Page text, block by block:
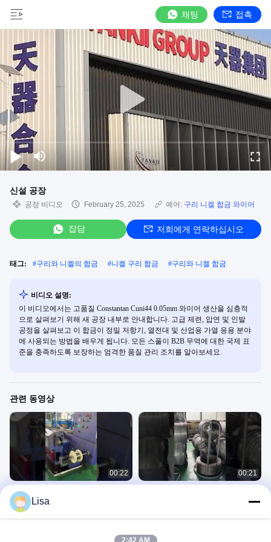
채팅 접촉
신설 공장
공장 비디오 February 25, 2025 예어: 구리 니켈 합금 와이어
잡담 저희에게 연락하십시오
태그: #구리와 니켈의 합금 #니켈 구리 합금 #구리와 니켈 합금
비디오 설명:
이 비디오에서는 고품질 Constantan Cuni44 0.05mm 와이어 생산을 심층적
으로 살펴보기 위해 새 공장 내부로 안내합니다. 고급 제련, 압연 및 인발
공정을 살펴보고 이 합금이 정밀 저항기, 열전대 및 산업용 가열 응용 분야
에 사용되는 방법을 배우게 됩니다. 모든 스풀이 B2B 무역에 대한 국제 표
준을 충족하도록 보장하는 엄격한 품질 관리 조치를 알아보세요.
관련 동영상
00:22
탱키에서 저항 와이어 생산 라인
공장 비디오
00:21
Lisa
2:42 AM